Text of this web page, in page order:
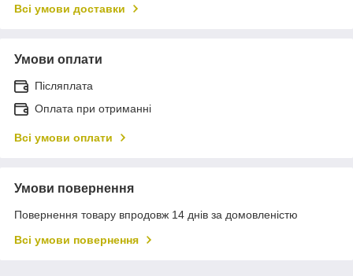
Всі умови доставки
Умови оплати
Післяплата
Оплата при отриманні
Всі умови оплати
Умови повернення
Повернення товару впродовж 14 днів за домовленістю
Всі умови повернення